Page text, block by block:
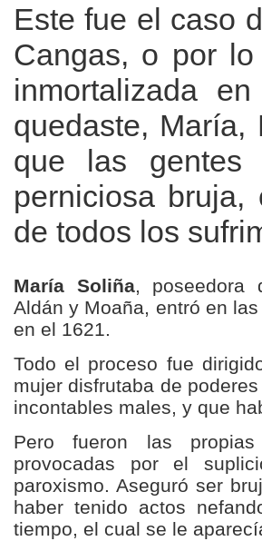
Este fue el caso
Cangas, o por
inmortalizada
quedaste, María,
que las gentes
perniciosa
de todos los
María Soliña, poseedora
Aldán y Moaña, entró en las
en el 1621.
Todo el proceso fue
mujer disfrutaba de
incontables males, y que
Pero fueron las
provocadas por el
paroxismo. Aseguró ser
haber tenido actos
tiempo, el cual se le